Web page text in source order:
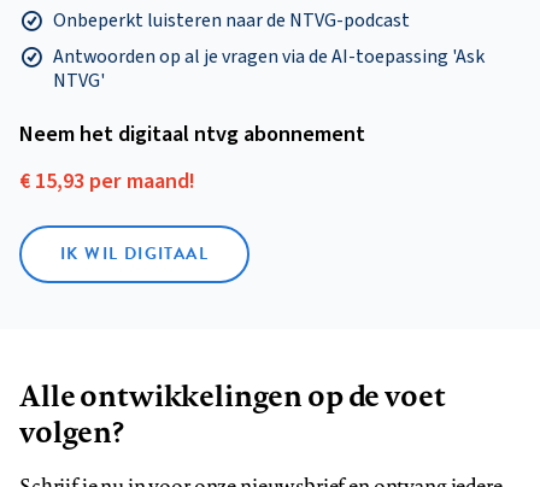
Onbeperkt luisteren naar de NTVG-podcast
Antwoorden op al je vragen via de AI-toepassing 'Ask
NTVG'
Neem het digitaal ntvg abonnement
€ 15,93 per maand!
IK WIL DIGITAAL
Alle ontwikkelingen op de voet
volgen?